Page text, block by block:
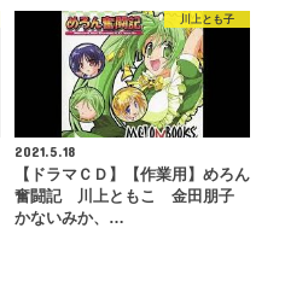
川上とも子
2021.5.18
【ドラマＣＤ】【作業用】めろん
奮闘記 川上ともこ 金田朋子
かないみか、…